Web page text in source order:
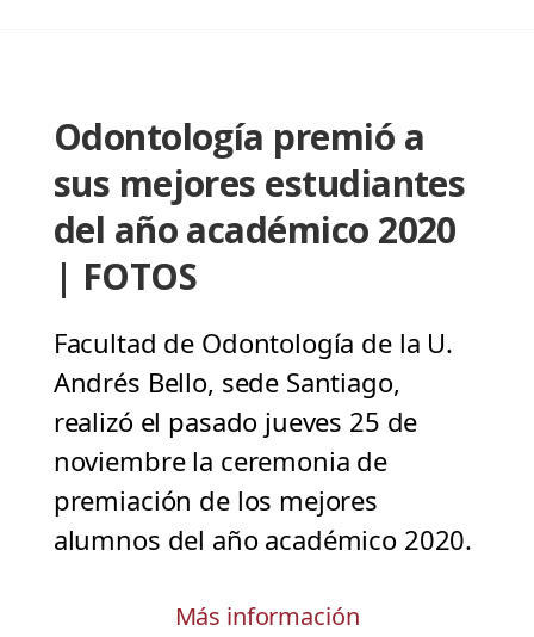
Odontología premió a
sus mejores estudiantes
del año académico 2020
| FOTOS
Facultad de Odontología de la U.
Andrés Bello, sede Santiago,
realizó el pasado jueves 25 de
noviembre la ceremonia de
premiación de los mejores
alumnos del año académico 2020.
Más información